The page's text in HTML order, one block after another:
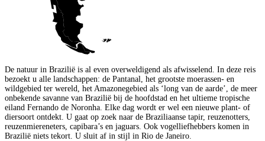
De natuur in Brazilië is al even overweldigend als afwisselend. In deze reis
bezoekt u alle landschappen: de Pantanal, het grootste moerassen- en
wildgebied ter wereld, het Amazonegebied als ‘long van de aarde’, de meer
onbekende savanne van Brazilië bij de hoofdstad en het ultieme tropische
eiland Fernando de Noronha. Elke dag wordt er wel een nieuwe plant- of
diersoort ontdekt. U gaat op zoek naar de Braziliaanse tapir, reuzenotters,
reuzenmiereneters, capibara’s en jaguars. Ook vogelliefhebbers komen in
Brazilië niets tekort. U sluit af in stijl in Rio de Janeiro.